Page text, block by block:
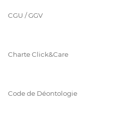
CGU / GGV
Charte Click&Care
Code de Déontologie